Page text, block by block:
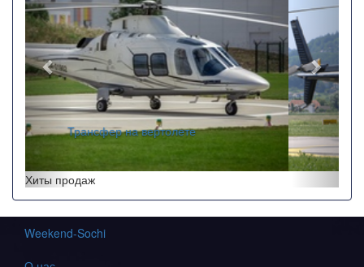
Перелеты по краю
Хиты продаж
Weekend-Sochi